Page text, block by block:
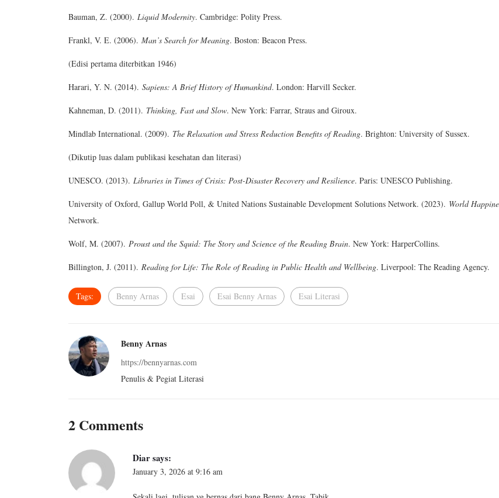
Bauman, Z. (2000). Liquid Modernity. Cambridge: Polity Press.
Frankl, V. E. (2006). Man’s Search for Meaning. Boston: Beacon Press.
(Edisi pertama diterbitkan 1946)
Harari, Y. N. (2014). Sapiens: A Brief History of Humankind. London: Harvill Secker.
Kahneman, D. (2011). Thinking, Fast and Slow. New York: Farrar, Straus and Giroux.
Mindlab International. (2009). The Relaxation and Stress Reduction Benefits of Reading. Brighton: University of Sussex.
(Dikutip luas dalam publikasi kesehatan dan literasi)
UNESCO. (2013). Libraries in Times of Crisis: Post-Disaster Recovery and Resilience. Paris: UNESCO Publishing.
University of Oxford, Gallup World Poll, & United Nations Sustainable Development Solutions Network. (2023). World
Network.
Wolf, M. (2007). Proust and the Squid: The Story and Science of the Reading Brain. New York: HarperCollins.
Billington, J. (2011). Reading for Life: The Role of Reading in Public Health and Wellbeing. Liverpool: The Reading Agency.
Tags: Benny Arnas Esai Esai Benny Arnas Esai Literasi
Benny Arnas
https://bennyarnas.com
Penulis & Pegiat Literasi
2 Comments
Diarsays:
January 3, 2026 at 9:16 am